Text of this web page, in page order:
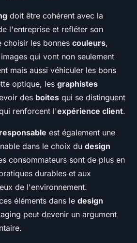
doit être cohérent avec la
l'entreprise et refléter son
choisir les bonnes couleurs,
qui vont non seulement
mais aussi véhiculer les bons
optique, les graphistes
des boites qui se distinguent
renforcent l'expérience client.
est également une
dans le choix du design
consommateurs sont de plus en
durables et aux
de l'environnement.
éléments dans le design
peut devenir un argument